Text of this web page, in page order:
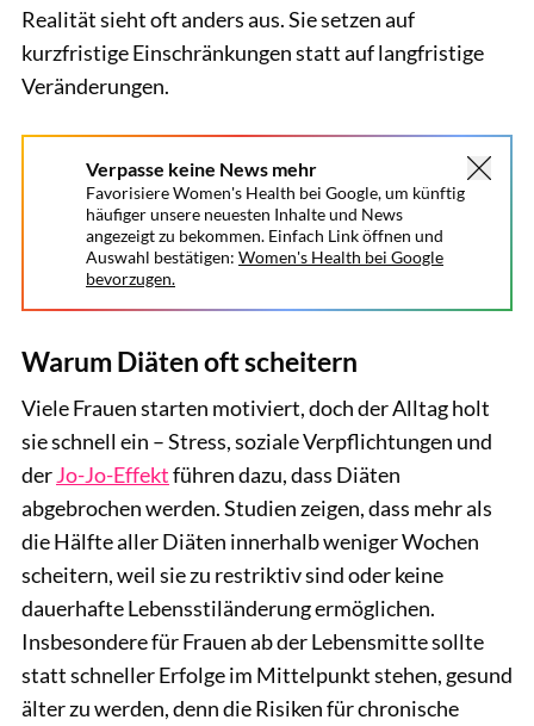
Realität sieht oft anders aus. Sie setzen auf
kurzfristige Einschränkungen statt auf langfristige
Veränderungen.
Verpasse keine News mehr
Favorisiere Women's Health bei Google, um künftig
häufiger unsere neuesten Inhalte und News
angezeigt zu bekommen. Einfach Link öffnen und
Auswahl bestätigen: Women's Health bei Google
bevorzugen.
Warum Diäten oft scheitern
Viele Frauen starten motiviert, doch der Alltag holt
sie schnell ein – Stress, soziale Verpflichtungen und
derJo-Jo-Effektführen dazu, dass Diäten
abgebrochen werden. Studien zeigen, dass mehr als
die Hälfte aller Diäten innerhalb weniger Wochen
scheitern, weil sie zu restriktiv sind oder keine
dauerhafte Lebensstiländerung ermöglichen.
Insbesondere für Frauen ab der Lebensmitte sollte
statt schneller Erfolge im Mittelpunkt stehen, gesund
älter zu werden, denn die Risiken für chronische